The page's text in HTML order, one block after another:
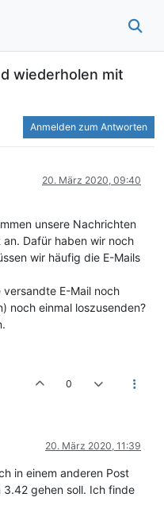
wiederholen mit
Anmelden zum Antworten
20. März 2020, 09:40
unsere Nachrichten
Dafür haben wir noch
wir häufig die E-Mails
E-Mail noch
noch einmal loszusenden?
0
20. März 2020, 11:39
in einem anderen Post
gehen soll. Ich finde